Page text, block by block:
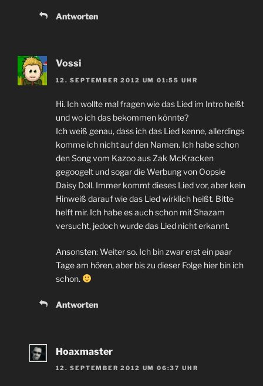
Antworten
Vossi
12. SEPTEMBER 2012 UM 01:55 UHR
Hi. Ich wollte mal fragen wie das Lied im Intro heißt
und wo ich das bekommen könnte?
Ich weiß genau, dass ich das Lied kenne, allerdings
komme ich nicht auf den Namen. Ich habe schon
den Song vom Kazoo aus Zak McKracken
gegoogelt und sogar die Werbung von Oopsie
Daisy Doll. Immer kommt dieses Lied vor, aber kein
Hinweiß darauf wie das Lied wirklich heißt. Bitte
helft mir. Ich habe es auch schon mit Shazam
versucht, jedoch wurde das Lied nicht erkannt.
Ansonsten: Weiter so. Ich bin zwar erst ein paar
Tage am hören, aber bis zu dieser Folge hier bin ich
schon.
Antworten
Hoaxmaster
12. SEPTEMBER 2012 UM 06:37 UHR